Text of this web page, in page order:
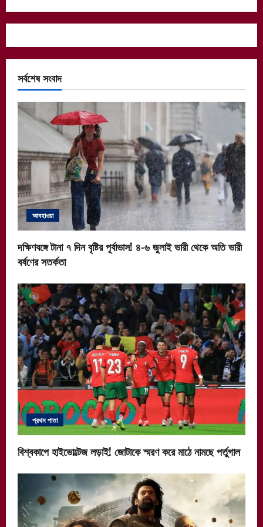
সর্বশেষ সংবাদ
আবহাওয়া
দক্ষিণবঙ্গে টানা ৭ দিন বৃষ্টির পূর্বাভাস! ৪-৬ জুলাই ভারী থেকে অতি ভারী
বর্ষণের সতর্কতা
প্রথম পাতা
বিশ্বকাপে হাইভোল্টেজ লড়াই! জোটাকে স্মরণ করে মাঠে নামছে পর্তুগাল